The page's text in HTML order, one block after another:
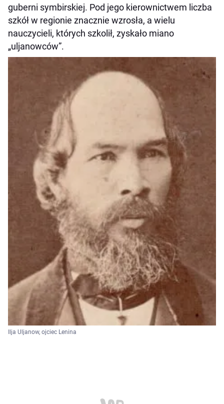
guberni symbirskiej. Pod jego kierownictwem liczba
szkół w regionie znacznie wzrosła, a wielu
nauczycieli, których szkolił, zyskało miano
„uljanowców”. ​
Ilja Uljanow, ojciec Lenina